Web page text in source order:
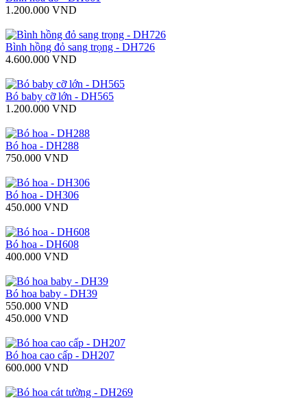
1.200.000 VND
Bình hồng đỏ sang trọng - DH726
4.600.000 VND
Bó baby cỡ lớn - DH565
1.200.000 VND
Bó hoa - DH288
750.000 VND
Bó hoa - DH306
450.000 VND
Bó hoa - DH608
400.000 VND
Bó hoa baby - DH39
550.000 VND
450.000 VND
Bó hoa cao cấp - DH207
600.000 VND